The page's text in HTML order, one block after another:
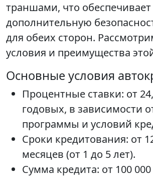
траншами, что обеспечивает
дополнительную
для обеих сторон.
условия и преимущества
Основные условия
Процентные ставки: от
годовых, в зависимости
программы и условий
Сроки кредитования: от
месяцев (от 1 до 5 лет).
Сумма кредита: от 100